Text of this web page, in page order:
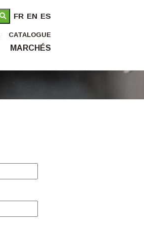
FR EN ES
MARCHÉS
CATALOGUE